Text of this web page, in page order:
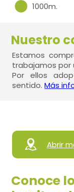
1000m.
Nuestro
Estamos
trabajamos por
Por ellos
sentido.Más
Abrir
Conoce